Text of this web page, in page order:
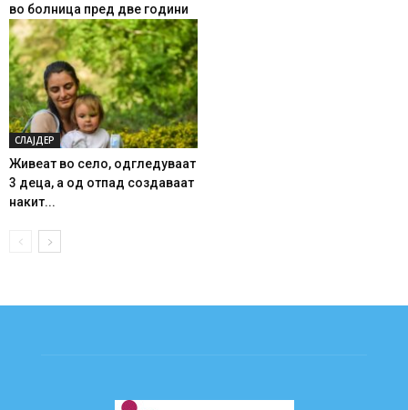
во болница пред две години
СЛАЈДЕР
Живеат во село, одгледуваат
3 деца, а од отпад создаваат
накит...